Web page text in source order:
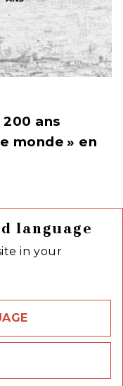
language
in your
ans
monde » en
inédite a
200 ans
auteurs, les
rendue
offrant
et de livres